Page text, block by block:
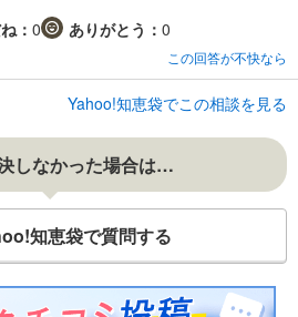
： 0 ありがとう： 0
この回答が不快なら
Yahoo!知恵袋でこの相談を見る
しなかった場合は…
知恵袋で質問する